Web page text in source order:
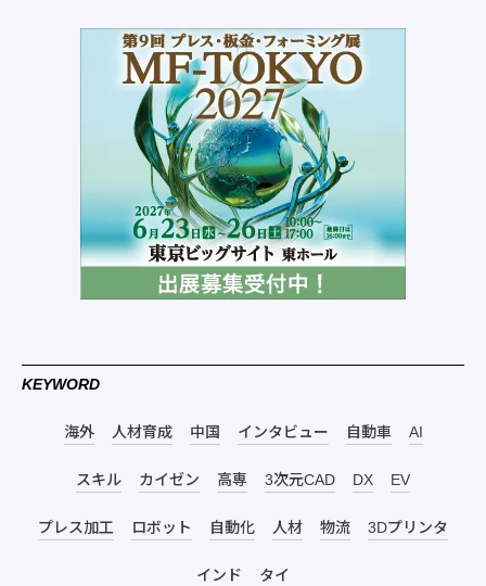
KEYWORD
海外 人材育成 中国 インタビュー 自動車 AI
スキル カイゼン 高専 3次元CAD DX EV
プレス加工 ロボット 自動化 人材 物流 3Dプリンタ
インド タイ